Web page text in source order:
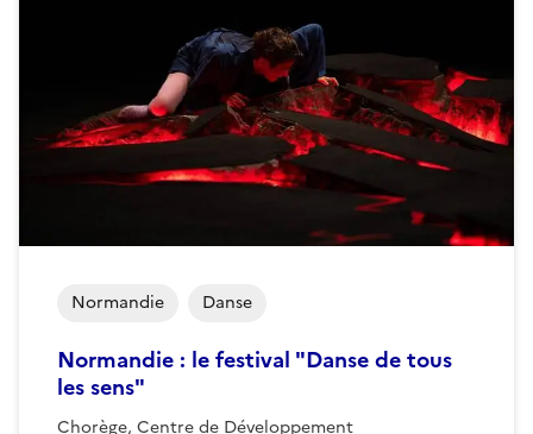
Normandie : le festival "Danse de tous
les sens"
Chorège, Centre de Développement
Normandie Danse